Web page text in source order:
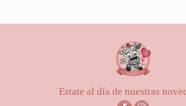
Estate al día de nuestras